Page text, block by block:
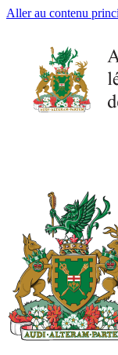
Aller au contenu